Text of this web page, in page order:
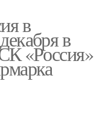
в
в
«Россия»